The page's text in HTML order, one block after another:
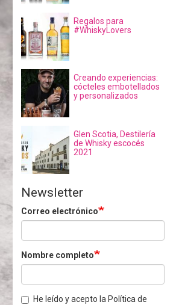
Regalos para
#WhiskyLovers
Creando experiencias:
cócteles embotellados
y personalizados
Glen Scotia, Destilería
de Whisky escocés
2021
Newsletter
Correo electrónico
Nombre completo
He leído y acepto la Política de